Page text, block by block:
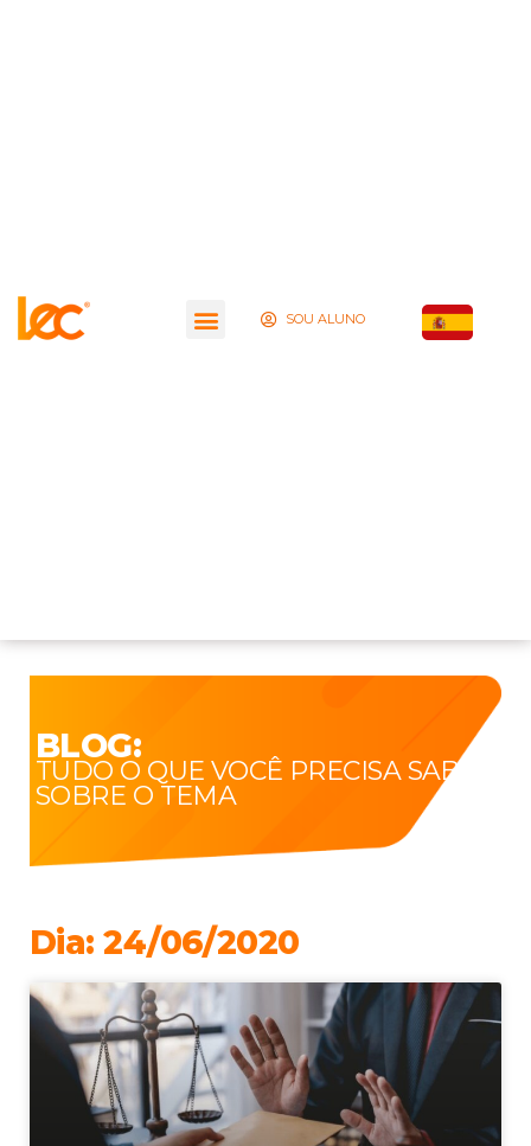
SOU ALUNO
BLOG:
TUDO O QUE VOCÊ PRECISA SABER
SOBRE O TEMA
Dia: 24/06/2020